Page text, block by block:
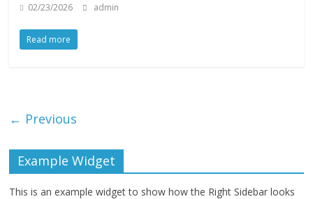
02/23/2026 admin
Read more
← Previous
Example Widget
This is an example widget to show how the Right Sidebar looks